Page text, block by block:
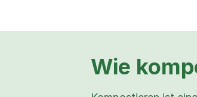
Wie